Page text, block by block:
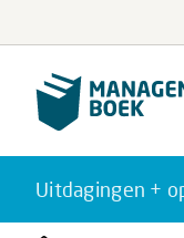
Uitdagingen +